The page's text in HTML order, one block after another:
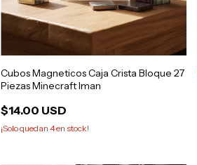
Cubos Magneticos Caja Crista Bloque 27
Piezas Minecraft Iman
$14.00 USD
¡Solo quedan 4en stock!